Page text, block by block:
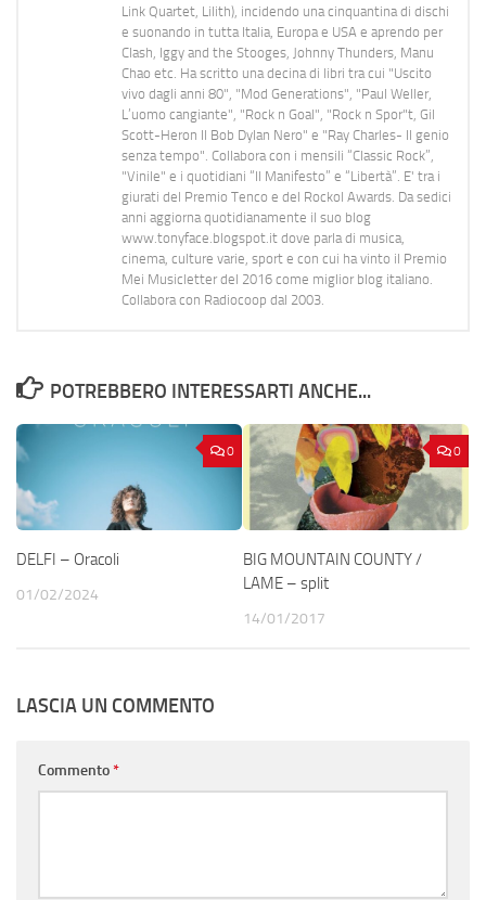
Link Quartet, Lilith), incidendo una cinquantina di dischi
e suonando in tutta Italia, Europa e USA e aprendo per
Clash, Iggy and the Stooges, Johnny Thunders, Manu
Chao etc. Ha scritto una decina di libri tra cui "Uscito
vivo dagli anni 80", "Mod Generations", "Paul Weller,
L’uomo cangiante", "Rock n Goal", "Rock n Spor"t, Gil
Scott-Heron Il Bob Dylan Nero" e "Ray Charles- Il genio
senza tempo". Collabora con i mensili “Classic Rock”,
"Vinile" e i quotidiani “Il Manifesto” e “Libertà”. E' tra i
giurati del Premio Tenco e del Rockol Awards. Da sedici
anni aggiorna quotidianamente il suo blog
www.tonyface.blogspot.it dove parla di musica,
cinema, culture varie, sport e con cui ha vinto il Premio
Mei Musicletter del 2016 come miglior blog italiano.
Collabora con Radiocoop dal 2003.
POTREBBERO INTERESSARTI ANCHE...
0
DELFI – Oracoli
01/02/2024
0
BIG MOUNTAIN COUNTY /
LAME – split
14/01/2017
LASCIA UN COMMENTO
Commento*